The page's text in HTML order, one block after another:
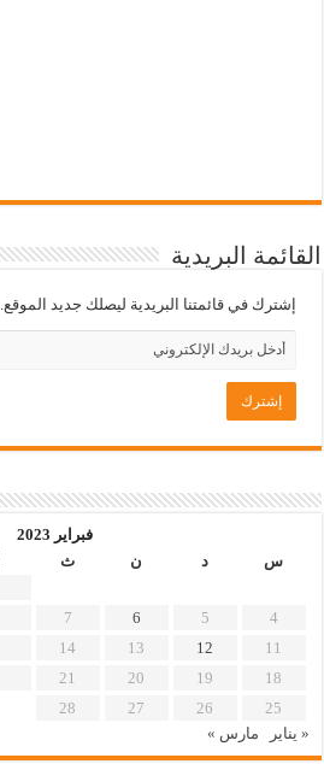
القائمة البريدية
إشترك في قائمتنا البريدية ليصلك جديد الموقع.
فبراير 2023
س
د ن ث
4
5
6
7
11
12
13
14
18
19
20
21
25
26
27
28
« يناير
مارس »